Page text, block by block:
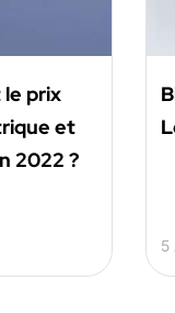
prix
et
2022 ?
5